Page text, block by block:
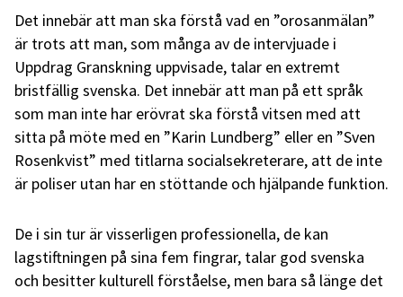
Det innebär att man ska förstå vad en ”orosanmälan”
är trots att man, som många av de intervjuade i
Uppdrag Granskning uppvisade, talar en extremt
bristfällig svenska. Det innebär att man på ett språk
som man inte har erövrat ska förstå vitsen med att
sitta på möte med en ”Karin Lundberg” eller en ”Sven
Rosenkvist” med titlarna socialsekreterare, att de inte
är poliser utan har en stöttande och hjälpande funktion.
De i sin tur är visserligen professionella, de kan
lagstiftningen på sina fem fingrar, talar god svenska
och besitter kulturell förståelse, men bara så länge det